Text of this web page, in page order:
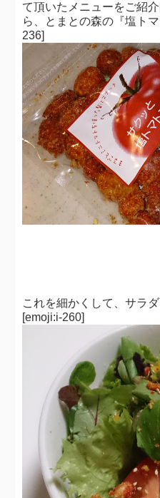
て頂いたメニューをご紹
ら、とまとの森の『塩ト
236]
これを細かくして、サラ
[emoji:i-260]